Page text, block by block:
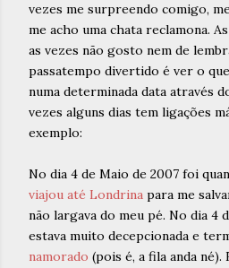
vezes me surpreendo comigo,
me acho uma chata reclamona.
as vezes não gosto nem de
passatempo divertido é ver o
numa determinada data através
vezes alguns dias tem ligações
exemplo:
No dia 4 de Maio de 2007 foi
viajou até Londrina para me
não largava do meu pé. No dia 4
estava muito decepcionada e
namorado (pois é, a fila anda né).